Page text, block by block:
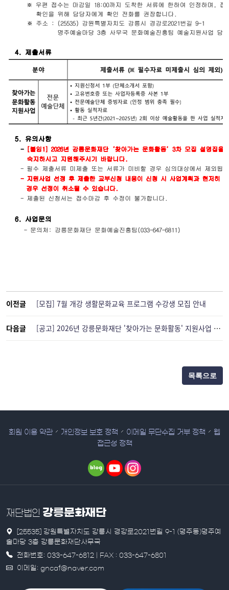
이전글 [모집] 7월 개강 생활문화교육 프로그램 수강생 모집 안내
다음글 [공고] 2026년 강릉문화재단 '찾아가는 문화활동' 지원사업 3차 모집
목록으로
회원 이용 약관 개인정보 보호 정책 이메일 무단수집 거부 정책
웹
접근성 정책
재단법인 강릉문화재단
[25535] 강원특별자치도 강릉시 경강로2021번길 9-1 (명주동)명주예
술마당 3층 강릉문화재단사무국
전화번호: 033-647-6812 | FAX : 033-647-6801
이메일: gncaf@naver.com